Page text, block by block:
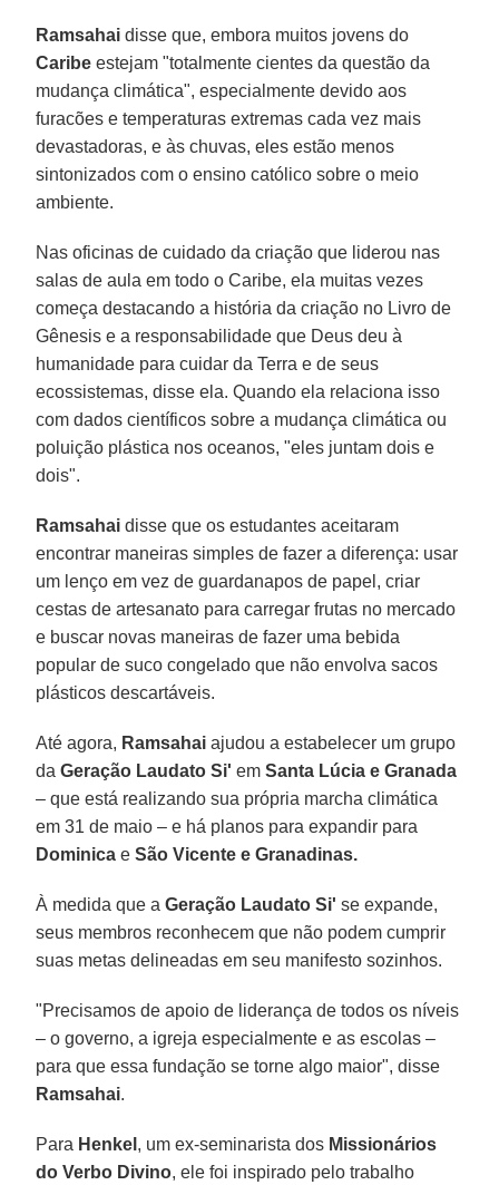
Ramsahai disse que, embora muitos jovens do
Caribe estejam "totalmente cientes da questão da
mudança climática", especialmente devido aos
furacões e temperaturas extremas cada vez mais
devastadoras, e às chuvas, eles estão menos
sintonizados com o ensino católico sobre o meio
ambiente.
Nas oficinas de cuidado da criação que liderou nas
salas de aula em todo o Caribe, ela muitas vezes
começa destacando a história da criação no Livro de
Gênesis e a responsabilidade que Deus deu à
humanidade para cuidar da Terra e de seus
ecossistemas, disse ela. Quando ela relaciona isso
com dados científicos sobre a mudança climática ou
poluição plástica nos oceanos, "eles juntam dois e
dois".
Ramsahai disse que os estudantes aceitaram
encontrar maneiras simples de fazer a diferença: usar
um lenço em vez de guardanapos de papel, criar
cestas de artesanato para carregar frutas no mercado
e buscar novas maneiras de fazer uma bebida
popular de suco congelado que não envolva sacos
plásticos descartáveis.
Até agora, Ramsahai ajudou a estabelecer um grupo
daGeração Laudato Si' emSanta Lúcia e Granada
– que está realizando sua própria marcha climática
em 31 de maio – e há planos para expandir para
Dominica e São Vicente e Granadinas.
À medida que aGeração Laudato Si' se expande,
seus membros reconhecem que não podem cumprir
suas metas delineadas em seu manifesto sozinhos.
"Precisamos de apoio de liderança de todos os níveis
– o governo, a igreja especialmente e as escolas –
para que essa fundação se torne algo maior", disse
Ramsahai.
Para Henkel , um ex-seminarista dos Missionários
do Verbo Divino, ele foi inspirado pelo trabalho